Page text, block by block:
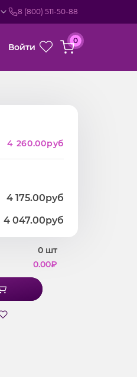
8 (800) 511-50-88
Войти
0
4 260.00руб
4 175.00руб
4 047.00руб
0 шт
0.00₽